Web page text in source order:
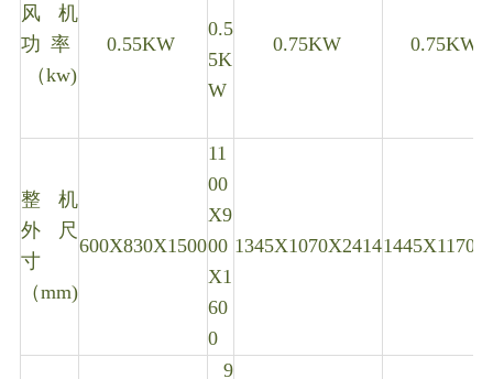
风机
功 率
（kw)
0.55KW
0.5
5K
W
0.75KW 0.75KW
整机
外尺
寸
（mm)
600X830X1500
11
00
X9
00
X1
60
0
1345X1070X2414
9